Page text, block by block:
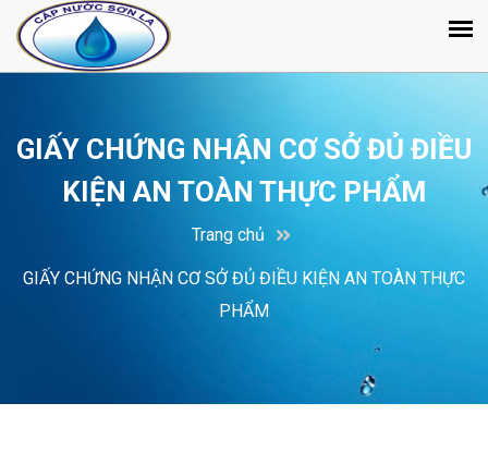
GIẤY CHỨNG NHẬN CƠ SỞ ĐỦ ĐIỀU
KIỆN AN TOÀN THỰC PHẨM
Trang chủ
GIẤY CHỨNG NHẬN CƠ SỞ ĐỦ ĐIỀU KIỆN AN TOÀN THỰC
PHẨM